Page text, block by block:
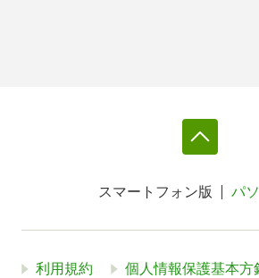
スマートフォン版 パ
利用規約 個人情報保護基本方